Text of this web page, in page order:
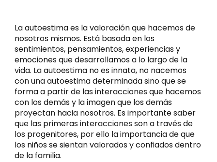
La autoestima es la valoración que hacemos de
nosotros mismos. Está basada en los
sentimientos, pensamientos, experiencias y
emociones que desarrollamos a lo largo de la
vida. La autoestima no es innata, no nacemos
con una autoestima determinada sino que se
forma a partir de las interacciones que hacemos
con los demás y la imagen que los demás
proyectan hacia nosotros. Es importante saber
que las primeras interacciones son a través de
los progenitores, por ello la importancia de que
los niños se sientan valorados y confiados dentro
de la familia.